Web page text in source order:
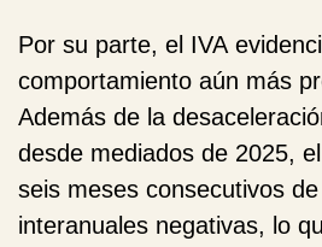
Por su parte, el IVA
comportamiento aún más
Además de la
desde mediados de 2025,
seis meses consecutivos
interanuales negativas, lo